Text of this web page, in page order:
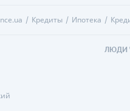
Кредиты Ипотека
ЛЮДИ